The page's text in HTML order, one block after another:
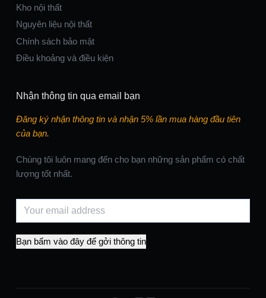
Kho nội thất
Nguyên liệu nội thất
Chính sách bảo mật
Điều khoảng và điều kiện
Nhận thông tin qua email bạn
Đăng ký nhận thông tin và nhận 5% lần mua hàng đầu tiên
của bạn.
Chúng tôi luôn mang đến cho bạn những sản phẩm có chất
lượng tốt nhất.
Bạn bấm vào đây để gởi thông tin